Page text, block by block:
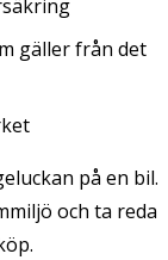
gäller från det
på en bil.
och ta reda